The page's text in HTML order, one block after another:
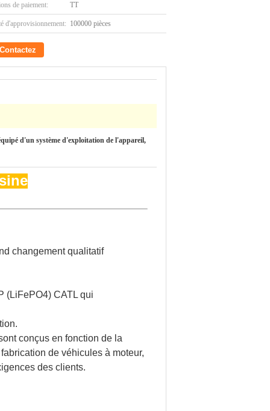
de paiement: TT
d'approvisionnement: 100000 pièces
Contactez
d'un système d'exploitation de l'appareil,
changement qualitatif
(LiFePO4) CATL qui
conçus en fonction de la
de véhicules à moteur,
des clients.